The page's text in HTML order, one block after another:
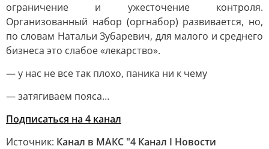
ограничение и ужесточение контроля.
Организованный набор (оргнабор) развивается, но,
по словам Натальи Зубаревич, для малого и среднего
бизнеса это слабое «лекарство».
— у нас не все так плохо, паника ни к чему
— затягиваем пояса…
Подписаться на 4 канал
Источник: Канал в МАКС "4 Канал I Новости